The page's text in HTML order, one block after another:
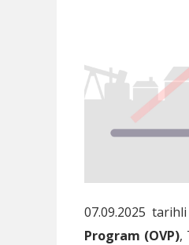
07.09.2025
Program (OVP),